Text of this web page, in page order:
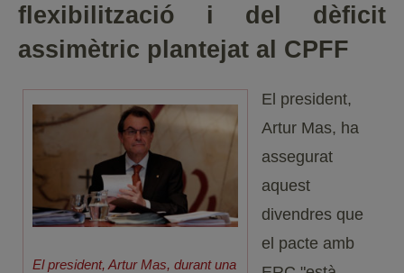
flexibilització i del dèficit
assimètric plantejat al CPFF
El president, Artur Mas, durant una
El president,
Artur Mas, ha
assegurat
aquest
divendres que
el pacte amb